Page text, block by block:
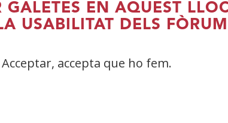
GALETES EN AQUEST
USABILITAT DELS
accepta que ho fem.
en
una
nova)
en
una
nova)
en
una
AVISO LEGAL PRIVACIDAD